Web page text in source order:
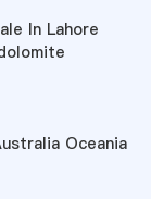
In Lahore
Oceania